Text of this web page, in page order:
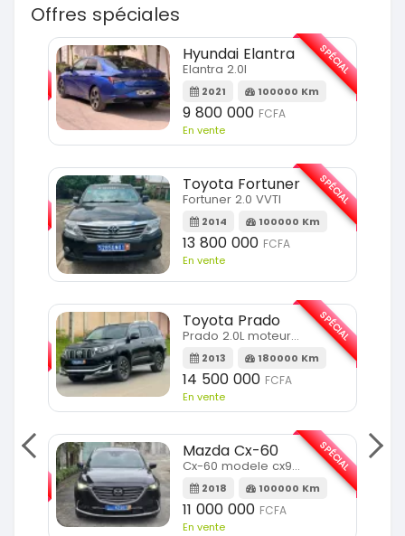
Offres spéciales
SPÉCIAL
Hyundai Elantra
Elantra 2.0l
2021 100000 Km
9 800 000 FCFA
En vente
SPÉCIAL
Toyota Fortuner
Fortuner 2.0 VVTI
2014 100000 Km
13 800 000 FCFA
En vente
SPÉCIAL
Toyota Prado
Prado 2.0L moteur d4d
2013 180000 Km
14 500 000 FCFA
En vente
SPÉCIAL
Mazda Cx-60
Cx-60 modele cx9 full option
2018 100000 Km
11 000 000 FCFA
En vente
SPÉCIAL